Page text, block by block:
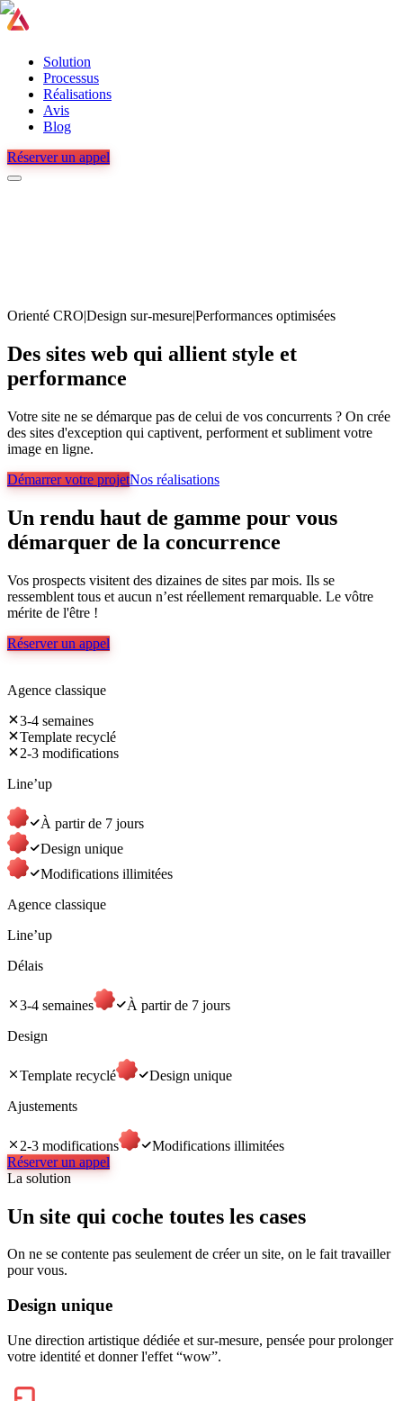
Solution
Processus
Réalisations
Avis
Blog
Réserver un appel
Orienté CRO|Design sur-mesure|Performances optimisées
Des sites web qui allient style et
performance
Votre site ne se démarque pas de celui de vos concurrents ? On crée
des sites d'exception qui captivent, performent et subliment votre
image en ligne.
Démarrer votre projetNos réalisations
Un rendu haut de gamme pour vous
démarquer de la concurrence
Vos prospects visitent des dizaines de sites par mois. Ils se
ressemblent tous et aucun n’est réellement remarquable. Le vôtre
mérite de l'être !
Réserver un appel
Agence classique
3-4 semaines
Template recyclé
2-3 modifications
Line’up
À partir de 7 jours
Design unique
Modifications illimitées
Agence classique
Line’up
Délais
3-4 semaines
À partir de 7 jours
Design
Template recyclé
Design unique
Ajustements
2-3 modifications
Modifications illimitées
Réserver un appel
La solution
Un site qui coche toutes les cases
On ne se contente pas seulement de créer un site, on le fait travailler
pour vous.
Design unique
Une direction artistique dédiée et sur-mesure, pensée pour prolonger
votre identité et donner l'effet “wow”.